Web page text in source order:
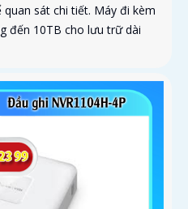
sát chi tiết. Máy đi kèm
đến 10TB cho lưu trữ dài